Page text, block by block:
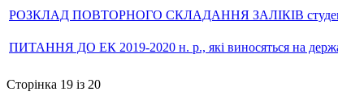
РОЗКЛАД ПОВТОРНОГО СКЛАДАННЯ ЗАЛІКІВ студентів
ПИТАННЯ ДО ЕК 2019-2020 н. р., які виносяться на
Сторінка 19 із 20